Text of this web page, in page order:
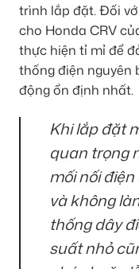
trình lắp đặt. Đối
cho Honda CRV
thực hiện tỉ mỉ để
thống điện nguyên
động ổn định nhất.
Khi lắp đặt
quan trọng
mối nối
và không
thống dây
suất nhỏ